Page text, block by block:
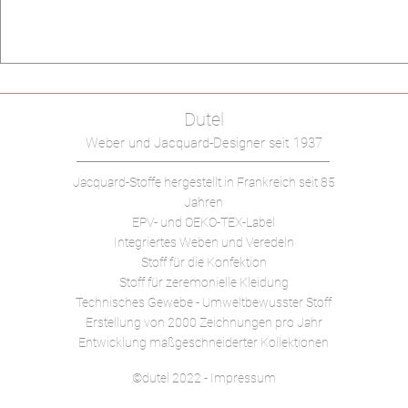
Dutel
Weber und Jacquard-Designer seit 1937
Jacquard-Stoffe hergestellt in Frankreich seit 85
Jahren
EPV- und OEKO-TEX-Label
Integriertes Weben und Veredeln
Stoff für die Konfektion
Stoff für zeremonielle Kleidung
Technisches Gewebe - Umweltbewusster Stoff
Erstellung von 2000 Zeichnungen pro Jahr
Entwicklung maßgeschneiderter Kollektionen
©dutel 2022 - Impressum